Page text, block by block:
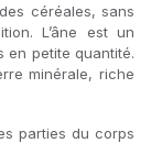
céréales, sans
L’âne est un
en petite quantité.
minérale, riche
parties du corps